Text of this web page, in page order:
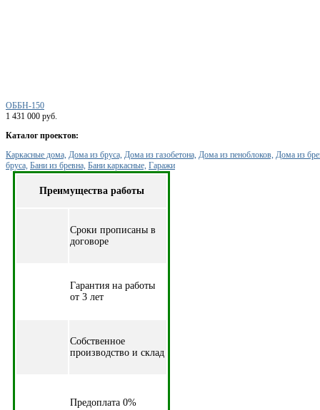
ОББН-150
1 431 000 руб.
Каталог проектов:
Каркасные дома, Дома из бруса, Дома из газобетона, Дома из пеноблоков, Дома из
бруса, Бани из бревна, Бани каркасные, Гаражи
Преимущества работы
Cроки прописаны в
договоре
Гарантия на работы
от 3 лет
Собственное
производство и склад
Предоплата 0%